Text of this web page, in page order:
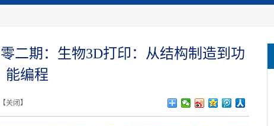
二期：生物3D打印：从结构制造到功
能编程
关闭 】